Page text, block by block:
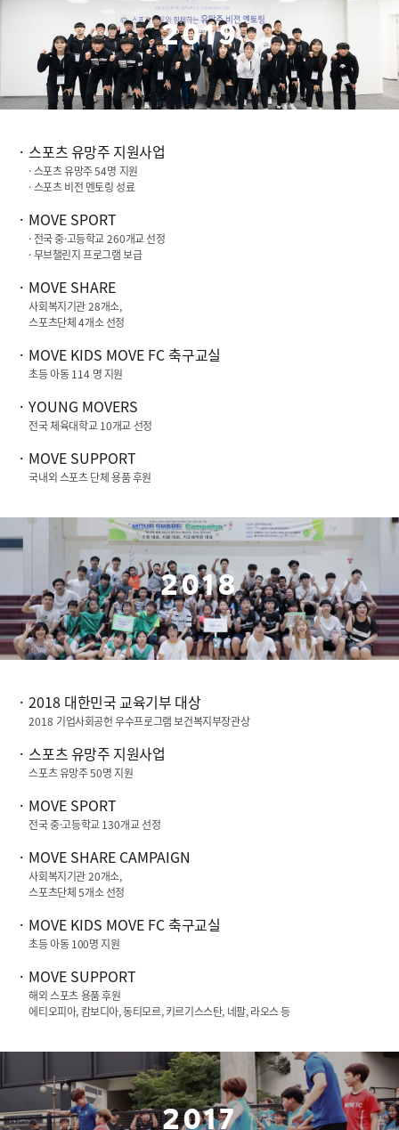
2019
스포츠 유망주 지원사업
· 스포츠 유망주54명 지원
· 스포츠 비전 멘토링 성료
MOVE SPORT
· 전국 중·고등학교260개교 선정
· 무브챌린지 프로그램 보급
MOVE SHARE
사회복지기관28개소,
스포츠단체4개소 선정
MOVE KIDS MOVE FC축구교실
초등 아동114 명 지원
YOUNG MOVERS
전국 체육대학교10개교 선정
MOVE SUPPORT
국내외 스포츠 단체 용품 후원
2018
2018 대한민국 교육기부 대상
2018 기업사회공헌 우수프로그램 보건복지부장관상
스포츠 유망주 지원사업
스포츠 유망주50명 지원
MOVE SPORT
전국 중·고등학교130개교 선정
MOVE SHARE CAMPAIGN
사회복지기관20개소,
스포츠단체5개소 선정
MOVE KIDS MOVE FC축구교실
초등 아동 100명 지원
MOVE SUPPORT
해외 스포츠 용품 후원
에티오피아, 캄보디아, 동티모르, 키르기스스탄, 네팔, 라오스 등
2017